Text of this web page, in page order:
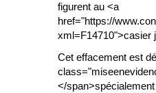
figurent au <a
href="https://
xml=F14710">casier
Cet effacement est
</